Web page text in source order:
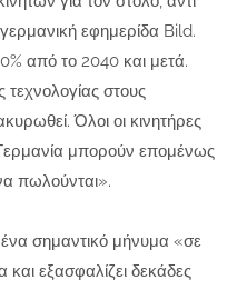
εφημερίδα Bild.
από το 2040 και μετά.
τεχνολογίας στους
Όλοι οι κινητήρες
μπορούν επομένως
πωλούνται».
σημαντικό μήνυμα «σε
και εξασφαλίζει δεκάδες